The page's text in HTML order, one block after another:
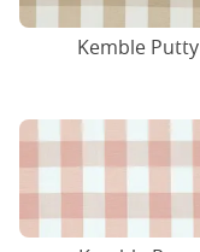
Kemble Putty